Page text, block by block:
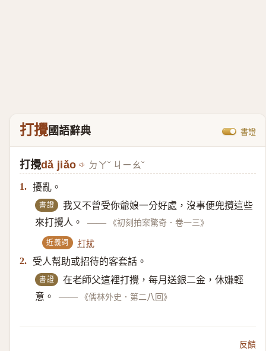
打攪國語辭典 書證
打攪dǎ jiǎo ㄉㄚˇ ㄐㄧㄠˇ
1. 擾亂。
書證
我又不曾受你爺娘一分好處，沒事便兜攬這些
來打攪人。
—— 《初刻拍案驚奇．卷一三》
近義詞 打扰
2. 受人幫助或招待的客套話。
書證
在老師父這裡打攪，每月送銀二金，休嫌輕
意。
—— 《儒林外史．第二八回》
反饋